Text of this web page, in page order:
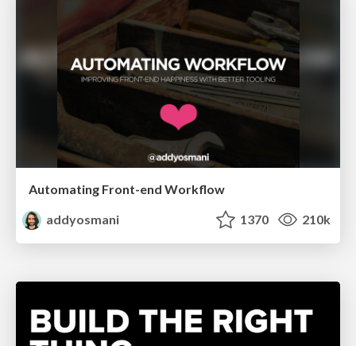
Automating Front-end Workflow
addyosmani
1370 210k